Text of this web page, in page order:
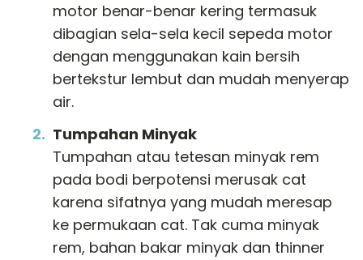
motor benar-benar kering termasuk
dibagian sela-sela kecil sepeda motor
dengan menggunakan kain bersih
bertekstur lembut dan mudah menyerap
air.
Tumpahan Minyak
Tumpahan atau tetesan minyak rem
pada bodi berpotensi merusak cat
karena sifatnya yang mudah meresap
ke permukaan cat. Tak cuma minyak
rem, bahan bakar minyak dan thinner